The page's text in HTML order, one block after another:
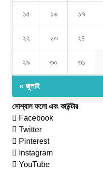
১৫ ১৬ ১৭
২২ ২৩ ২৪
২৯ ৩০ ৩১
« জুলাই
সোশ্যাল ফলো এবং কাউন্টার
Facebook
Twitter
Pinterest
Instagram
YouTube